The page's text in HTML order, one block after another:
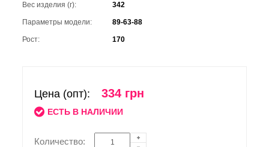
Вес изделия (г): 342
Параметры модели: 89-63-88
Рост: 170
Цена (опт): 334 грн
ЕСТЬ В НАЛИЧИИ
Количество: